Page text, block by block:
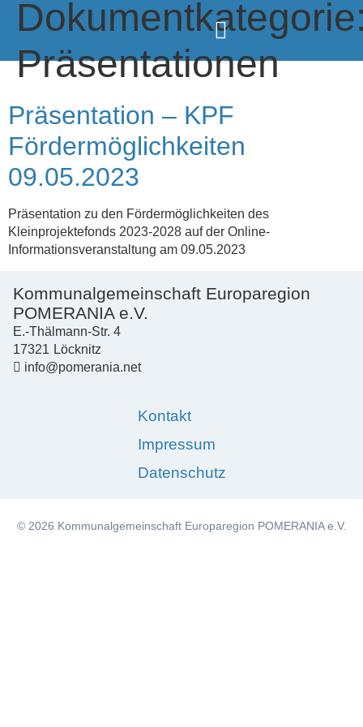
Präsentationen
Präsentation – KPF
Fördermöglichkeiten
09.05.2023
Präsentation zu den Fördermöglichkeiten des
Kleinprojektefonds 2023-2028 auf der Online-
Informationsveranstaltung am 09.05.2023
Kommunalgemeinschaft Europaregion
POMERANIA e.V.
E.-Thälmann-Str. 4
17321 Löcknitz
info@pomerania.net
Kontakt
Impressum
Datenschutz
© 2026 Kommunalgemeinschaft Europaregion POMERANIA e.V.